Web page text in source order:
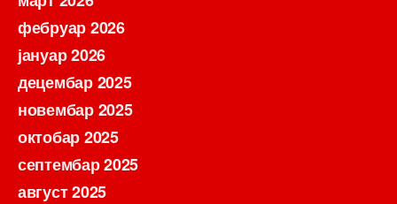
фебруар 2026
јануар 2026
децембар 2025
новембар 2025
октобар 2025
септембар 2025
август 2025